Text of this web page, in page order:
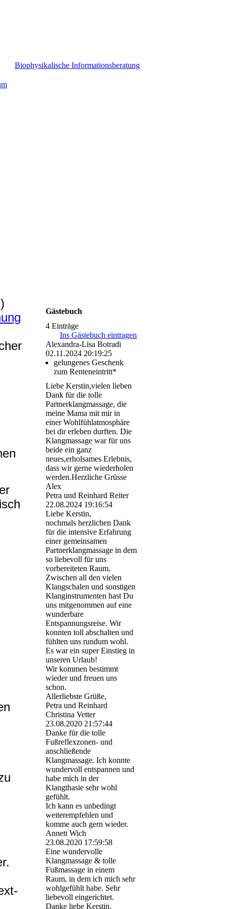
Biophysikalische Informationsberatung
Gästebuch
4 Einträge
Ins Gästebuch eintragen
Alexandra-Lisa Botradi
02.11.2024 20:19:25
gelungenes Geschenk
zum Renteneintritt*
Liebe Kerstin,vielen lieben
Dank für die tolle
Partnerklangmassage, die
meine Mama mit mir in
einer Wohlfühlatmosphäre
bei dir erleben durften. Die
Klangmassage war für uns
beide ein ganz
neues,erholsames Erlebnis,
dass wir gerne wiederholen
werden.Herzliche Grüsse
Alex
Petra und Reinhard Reiter
22.08.2024 19:16:54
Liebe Kerstin,
nochmals herzlichen Dank
für die intensive Erfahrung
einer gemeinsamen
Partnerklangmassage in dem
so liebevoll für uns
vorbereiteten Raum.
Zwischen all den vielen
Klangschalen und sonstigen
Klanginstrumenten hast Du
uns mitgenommen auf eine
wunderbare
Entspannungsreise. Wir
konnten toll abschalten und
fühlten uns rundum wohl.
Es war ein super Einstieg in
unseren Urlaub!
Wir kommen bestimmt
wieder und freuen uns
schon.
Allerliebste Grüße,
Petra und Reinhard
Christina Vetter
23.08.2020 21:57:44
Danke für die tolle
Fußreflexzonen- und
anschließende
Klangmassage. Ich konnte
wundervoll entspannen und
habe mich in der
Klangthasie sehr wohl
gefühlt.
Ich kann es unbedingt
weiterempfehlen und
komme auch gern wieder.
Annett Wich
23.08.2020 17:59:58
Eine wundervolle
Klangmassage & tolle
Fußmassage in einem
Raum, in dem ich mich sehr
wohlgefühlt habe. Sehr
liebevoll eingerichtet.
Danke liebe Kerstin.